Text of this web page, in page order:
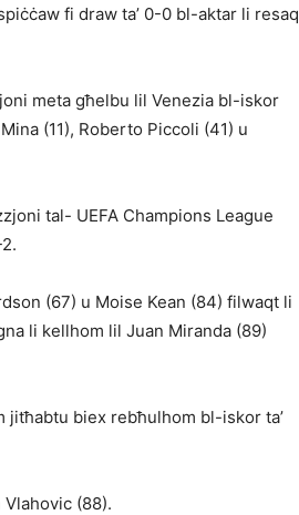
fi draw ta’ 0-0 bl-aktar li resaq
meta għelbu lil Venezia bl-iskor
(11), Ro­berto Piccoli (41) u
tal- UEFA Champions Lea­gue
(67) u Moise Kean (84) filwaqt li
li kellhom lil Juan Miranda (89)
biex reb­ħulhom bl-iskor ta’
(88).